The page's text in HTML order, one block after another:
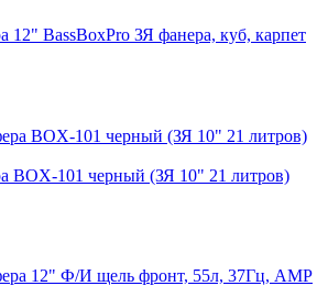
12" BassBoxPro ЗЯ фанера, куб, карпет
BOX-101 черный (ЗЯ 10" 21 литров)